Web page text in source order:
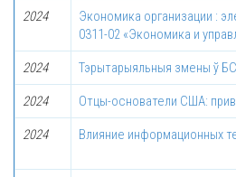
2024
Экономика организации :
0311-02 «Экономика и
2024 Тэрытарыяльныя змены ў
2024 Отцы-основатели США:
2024 Влияние информационных